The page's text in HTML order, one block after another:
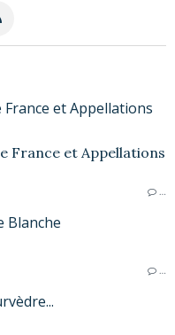
France et Appellations
Blanche